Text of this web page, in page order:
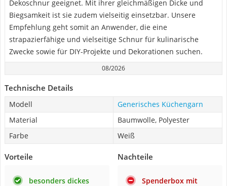
Dekoschnur geeignet. Mit ihrer gleichmäßigen Dicke und
Biegsamkeit ist sie zudem vielseitig einsetzbar. Unsere
Empfehlung geht somit an Anwender, die eine
strapazierfähige und vielseitige Schnur für kulinarische
Zwecke sowie für DIY-Projekte und Dekorationen suchen.
08/2026
Technische Details
Modell
Generisches Küchengarn
Material
Baumwolle, Polyester
Farbe
Weiß
Vorteile
besonders dickes
Nachteile
Spenderbox mit